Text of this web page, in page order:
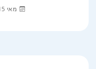
מאי 15, 2026